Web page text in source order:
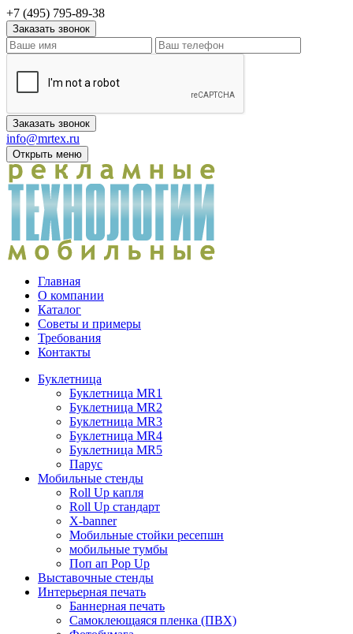
+7 (495) 795-89-38
Заказать звонок
Заказать звонок
info@mrtex.ru
Открыть меню
Главная
О компании
Каталог
Советы и примеры
Требования
Контакты
Буклетница
Буклетница MR1
Буклетница MR2
Буклетница MR3
Буклетница MR4
Буклетница MR5
Парус
Мобильные стенды
Roll Up капля
Roll Up стандарт
X-banner
Мобильные стойки ресепшн
мобильные тумбы
Поп ап Pop Up
Выставочные стенды
Интерьерная печать
Баннерная печать
Самоклеющаяся пленка (ПВХ)